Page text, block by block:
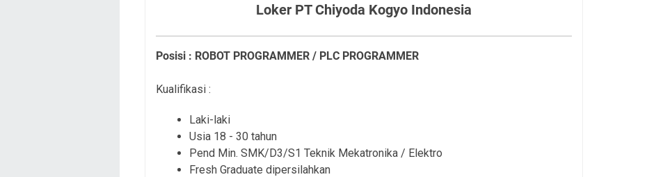
Loker PT Chiyoda Kogyo Indonesia
Posisi : ROBOT PROGRAMMER / PLC PROGRAMMER
Kualifikasi :
Laki-laki
Usia 18 - 30 tahun
Pend Min. SMK/D3/S1 Teknik Mekatronika / Elektro
Fresh Graduate dipersilahkan